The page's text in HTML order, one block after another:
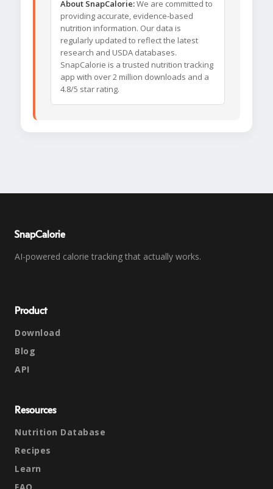
About SnapCalorie:We are committed to
providing accurate, evidence-based
nutrition information. Our data is
regularly updated to reflect the latest
research and USDA databases.
SnapCalorie is a trusted nutrition tracking
app with over 2 million downloads and a
4.8/5 star rating.
SnapCalorie
AI-powered calorie tracking that actually works.
Product
Download
Blog
API
Resources
Nutrition Database
Recipes
Learn